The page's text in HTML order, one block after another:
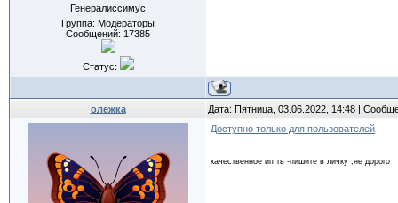
Генералиссимус
Группа: Модераторы
Сообщений: 17385
Статус:
олежка Дата: Пятница, 03.06.2022, 14:48 |
Доступно только для пользователей
качественное ип тв -пишите в личку ,не дорого